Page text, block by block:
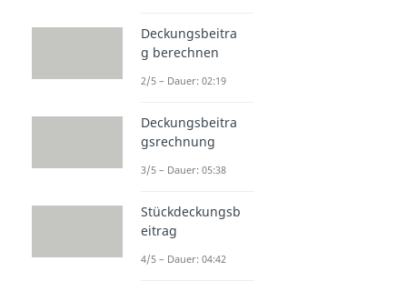
Deckungsbeitra
g berechnen
2/5 – Dauer: 02:19
Deckungsbeitra
gsrechnung
3/5 – Dauer: 05:38
Stückdeckungsb
eitrag
4/5 – Dauer: 04:42